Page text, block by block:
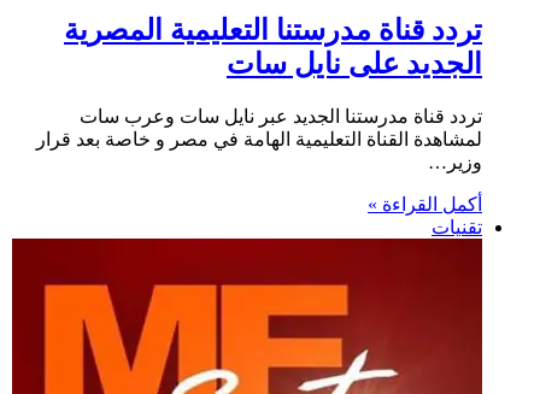
تردد قناة مدرستنا التعليمية المصرية
الجديد على نايل سات
تردد قناة مدرستنا الجديد عبر نايل سات وعرب سات
لمشاهدة القناة التعليمية الهامة في مصر و خاصة بعد قرار
وزير…
أكمل القراءة »
تقنيات